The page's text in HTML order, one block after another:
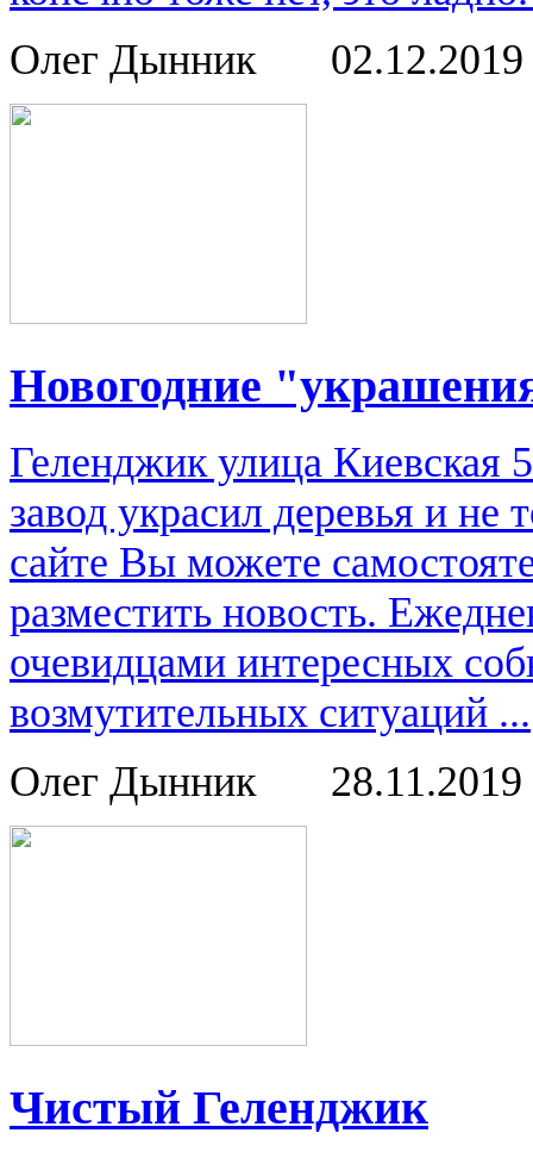
Олег Дынник
02.12.2019
Новогодние
Геленджик улица
завод украсил деревья и
сайте Вы можете
разместить новость.
очевидцами интересных
возмутительных ситуаций ...
Олег Дынник
28.11.2019
Чистый Геленджик